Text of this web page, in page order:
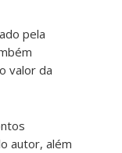
pela
valor da
autor, além